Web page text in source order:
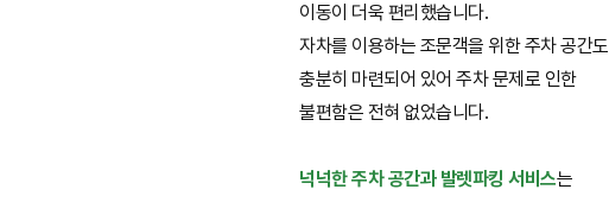
이동이 더욱 편리했습니다.
자차를 이용하는 조문객을 위한 주차 공간도
충분히 마련되어 있어 주차 문제로 인한
불편함은 전혀 없었습니다.
넉넉한 주차 공간과 발렛파킹 서비스는